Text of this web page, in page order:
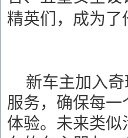
精英们，成为了
新车主加入
服务，确保每
体验。未来类